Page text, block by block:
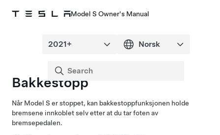
Model S Owner's Manual
Bakkestopp
Når Model S er stoppet, kan bakkestoppfunksjonen holde
bremsene innkoblet selv etter at du tar foten av
bremsepedalen.